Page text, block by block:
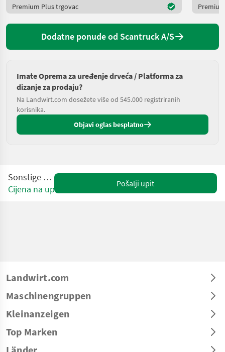
Premium Plus trgovac
Dodatne ponude od Scantruck A/S
Imate Oprema za uređenje drveća / Platforma za
dizanje za prodaju?
Na Landwirt.com dosežete više od 545.000 registriranih
korisnika.
Objavi oglas besplatno
Sonstige SJ16 E
Cijena na upit
Pošalji upit
Landwirt.com
Maschinengruppen
Kleinanzeigen
Top Marken